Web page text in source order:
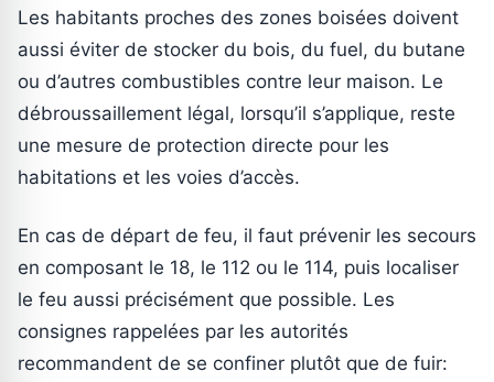
Les habitants proches des zones boisées doivent
aussi éviter de stocker du bois, du fuel, du butane
ou d’autres combustibles contre leur maison. Le
débroussaillement légal, lorsqu’il s’applique, reste
une mesure de protection directe pour les
habitations et les voies d’accès.
En cas de départ de feu, il faut prévenir les secours
en composant le 18, le 112 ou le 114, puis localiser
le feu aussi précisément que possible. Les
consignes rappelées par les autorités
recommandent de se confiner plutôt que de fuir: